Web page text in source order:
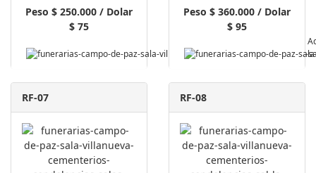
Peso $ 250.000 / Dolar
$ 75
Pagar
Peso $ 360.000 / Dolar
$ 95
RF-07 RF-08